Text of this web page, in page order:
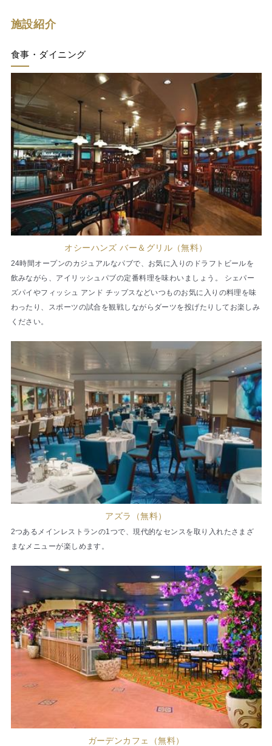
施設紹介
食事・ダイニング
オシーハンズ バー＆グリル（無料）
24時間オープンのカジュアルなパブで、お気に入りのドラフトビールを
飲みながら、アイリッシュパブの定番料理を味わいましょう。 シェパー
ズパイやフィッシュ アンド チップスなどいつものお気に入りの料理を味
わったり、スポーツの試合を観戦しながらダーツを投げたりしてお楽しみ
ください。
アズラ（無料）
2つあるメインレストランの1つで、現代的なセンスを取り入れたさまざ
まなメニューが楽しめます。
ガーデンカフェ（無料）